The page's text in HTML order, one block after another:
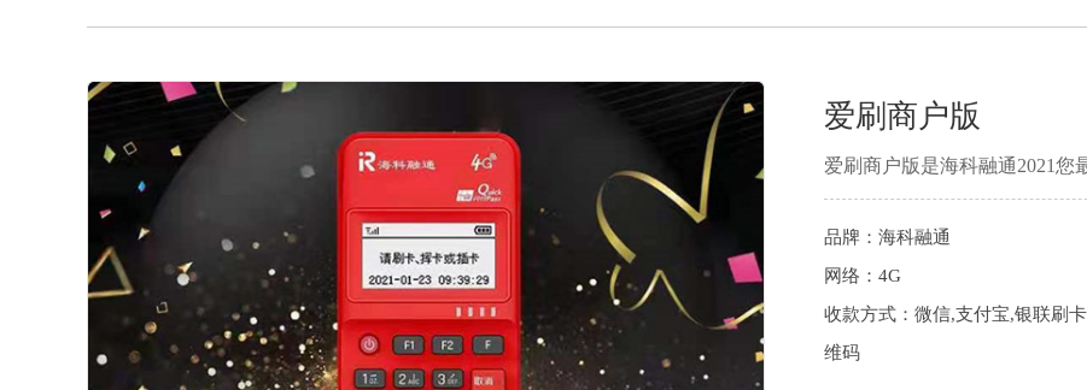
爱刷商户版
爱刷商户版是海科融通2021您
品牌：海科融通
网络：4G
收款方式：微信,支付宝,银联刷
维码